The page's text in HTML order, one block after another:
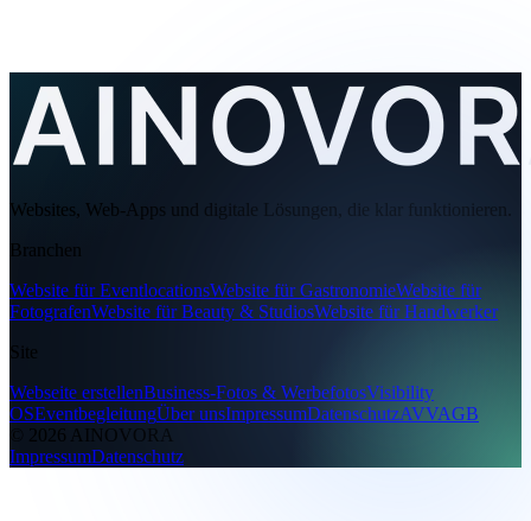
Websites, Web-Apps und digitale Lösungen, die klar funktionieren.
Branchen
Website für EventlocationsWebsite für GastronomieWebsite für
FotografenWebsite für Beauty & StudiosWebsite für Handwerker
Site
Webseite erstellenBusiness-Fotos & WerbefotosVisibility
OSEventbegleitungÜber unsImpressumDatenschutzAVVAGB
©
2026 AINOVORA
ImpressumDatenschutz